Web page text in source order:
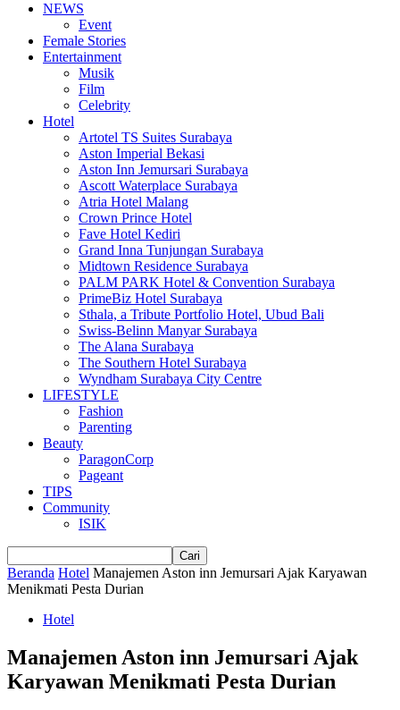
NEWS
Event
Female Stories
Entertainment
Musik
Film
Celebrity
Hotel
Artotel TS Suites Surabaya
Aston Imperial Bekasi
Aston Inn Jemursari Surabaya
Ascott Waterplace Surabaya
Atria Hotel Malang
Crown Prince Hotel
Fave Hotel Kediri
Grand Inna Tunjungan Surabaya
Midtown Residence Surabaya
PALM PARK Hotel & Convention Surabaya
PrimeBiz Hotel Surabaya
Sthala, a Tribute Portfolio Hotel, Ubud Bali
Swiss-Belinn Manyar Surabaya
The Alana Surabaya
The Southern Hotel Surabaya
Wyndham Surabaya City Centre
LIFESTYLE
Fashion
Parenting
Beauty
ParagonCorp
Pageant
TIPS
Community
ISIK
Beranda Hotel Manajemen Aston inn Jemursari Ajak Karyawan
Menikmati Pesta Durian
Hotel
Manajemen Aston inn Jemursari Ajak
Karyawan Menikmati Pesta Durian